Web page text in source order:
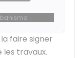
faire signer
travaux.